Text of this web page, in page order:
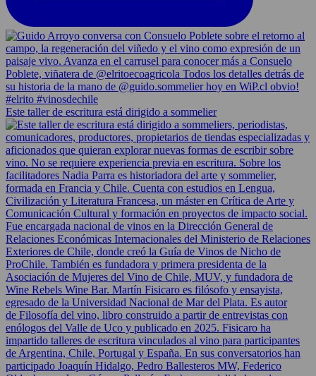
Este taller de escritura está dirigido a sommelier